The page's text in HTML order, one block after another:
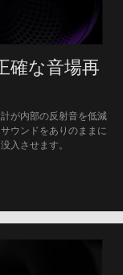
確な音場再
が内部の反射音を低減
ウンドをありのままに
入させます。